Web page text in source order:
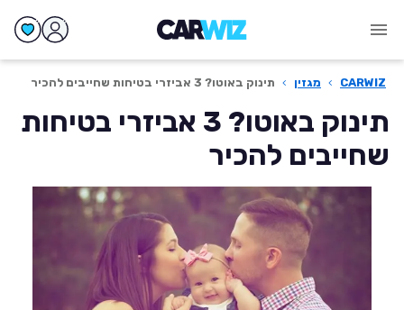
CARWIZ
› מגזין › תינוק באוטו? 3 אביזרי בטיחות שחייבים להכיר
תינוק באוטו? 3 אביזרי בטיחות
שחייבים להכיר